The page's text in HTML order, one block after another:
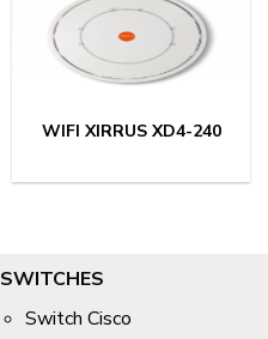
WIFI XIRRUS XD4-240
SWITCHES
Switch Cisco